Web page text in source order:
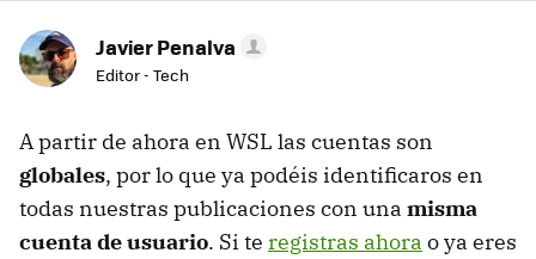
Javier Penalva
Editor - Tech
A partir de ahora en WSL las cuentas son
globales, por lo que ya podéis identificaros en
todas nuestras publicaciones con una misma
cuenta de usuario. Si te registras ahora o ya eres